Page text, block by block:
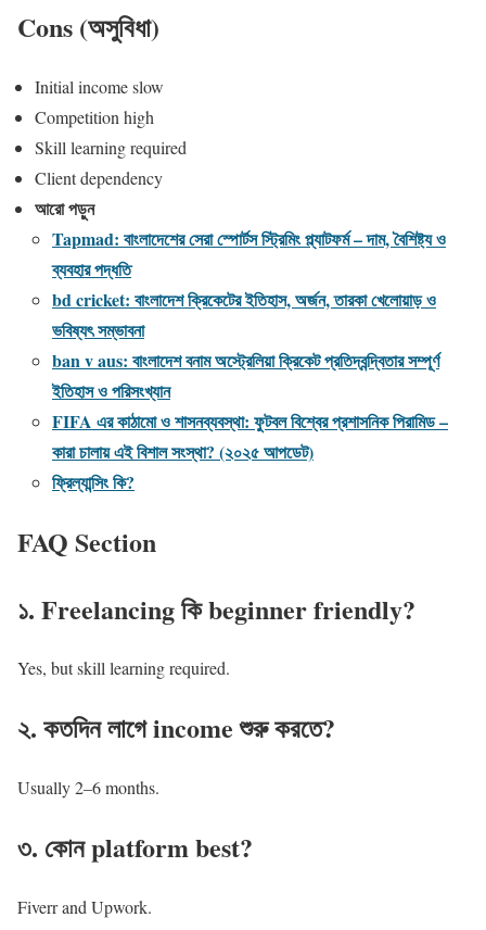
Cons (অসুবিধা)
Initial income slow
Competition high
Skill learning required
Client dependency
আরো পড়ুন
Tapmad: বাংলাদেশের সেরা স্পোর্টস স্ট্রিমিং প্ল্যাটফর্ম – দাম, বৈশিষ্ট্য ও
ব্যবহার পদ্ধতি
bd cricket: বাংলাদেশ ক্রিকেটের ইতিহাস, অর্জন, তারকা খেলোয়াড় ও
ভবিষ্যৎ সম্ভাবনা
ban v aus: বাংলাদেশ বনাম অস্ট্রেলিয়া ক্রিকেট প্রতিদ্বন্দ্বিতার সম্পূর্ণ
ইতিহাস ও পরিসংখ্যান
FIFA এর কাঠামো ও শাসনব্যবস্থা: ফুটবল বিশ্বের প্রশাসনিক পিরামিড –
কারা চালায় এই বিশাল সংস্থা? (২০২৫ আপডেট)
ফ্রিল্যান্সিং কি?
FAQ Section
১. Freelancing কি beginner friendly?
Yes, but skill learning required.
২. কতদিন লাগে income শুরু করতে?
Usually 2–6 months.
৩. কোন platform best?
Fiverr and Upwork.